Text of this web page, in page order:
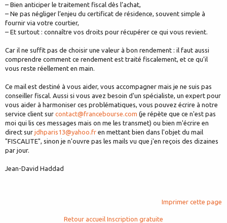
– Bien anticiper le traitement fiscal dès l’achat,
– Ne pas négliger l’enjeu du certificat de résidence, souvent simple à
fournir via votre courtier,
– Et surtout : connaître vos droits pour récupérer ce qui vous revient.
Car il ne suffit pas de choisir une valeur à bon rendement : il faut aussi
comprendre comment ce rendement est traité fiscalement, et ce qu’il
vous reste réellement en main.
Ce mail est destiné à vous aider, vous accompagner mais je ne suis pas
conseiller fiscal. Aussi si vous avez besoin d'un spécialiste, un expert pour
vous aider à harmoniser ces problématiques, vous pouvez écrire à notre
service client sur contact@francebourse.com (je répète que ce n'est pas
moi qui lis ces messages mais on me les transmet) ou bien m'écrire en
direct sur jdhparis13@yahoo.fr en mettant bien dans l'objet du mail
"FISCALITE", sinon je n'ouvre pas les mails vu que j'en reçois des dizaines
par jour.
Jean-David Haddad
Imprimer cette page
Retour accueil Inscription gratuite